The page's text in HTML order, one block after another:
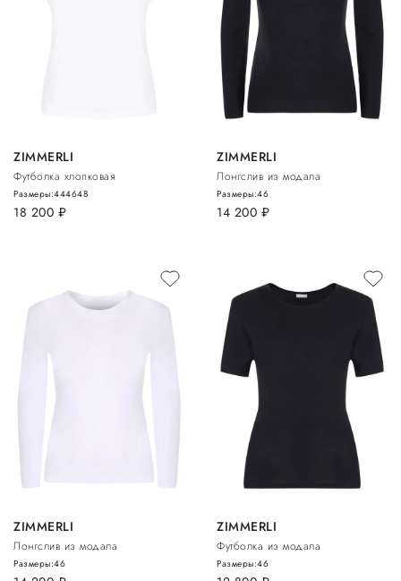
ZIMMERLI
Футболка хлопковая
18 200 руб.
Размеры:444648
ZIMMERLI
Лонгслив из модала
14 200 руб.
Размеры:46
ZIMMERLI
Лонгслив из модала
Размеры:46
ZIMMERLI
Футболка из модала
Размеры:46